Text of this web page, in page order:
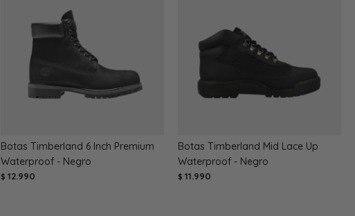
Botas Timberland 6 Inch Premium
Waterproof - Negro
$ 12.990
Botas Timberland Mid Lace Up
Waterproof - Negro
$ 11.990